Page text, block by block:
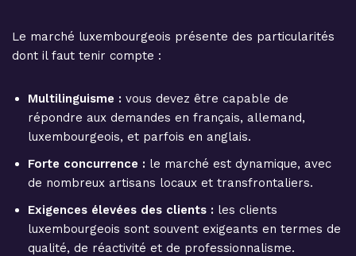
Le marché luxembourgeois présente des particularités
dont il faut tenir compte :
Multilinguisme : vous devez être capable de
répondre aux demandes en français, allemand,
luxembourgeois, et parfois en anglais.
Forte concurrence : le marché est dynamique, avec
de nombreux artisans locaux et transfrontaliers.
Exigences élevées des clients : les clients
luxembourgeois sont souvent exigeants en termes de
qualité, de réactivité et de professionnalisme.